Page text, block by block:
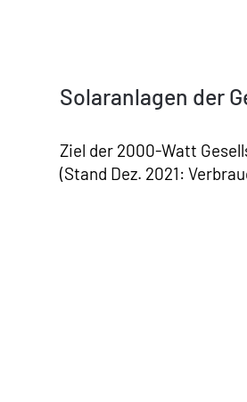
Solaranlagen der
Ziel der 2000-Watt
(Stand Dez. 2021: